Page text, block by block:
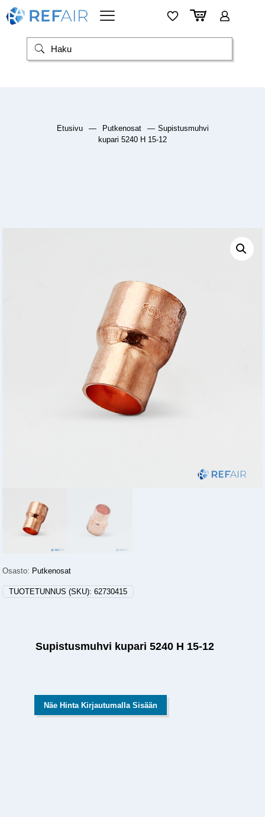
Etusivu — Putkenosat — Supistusmuhvi
kupari 5240 H 15-12
Osasto: Putkenosat
TUOTETUNNUS (SKU):62730415
Supistusmuhvi kupari 5240 H 15-12
Näe Hinta Kirjautumalla Sisään